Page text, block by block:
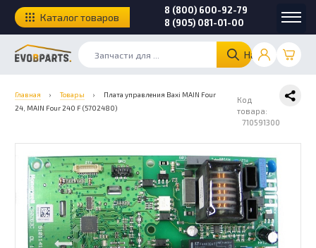
Найти
8 (800) 600-92-79
8 (905) 081-01-00
Каталог товаров
Главная › Товары ›
Плата управления Baxi MAIN Four
24, MAIN Four 240 F (5702480)
Код
товара:
710591300